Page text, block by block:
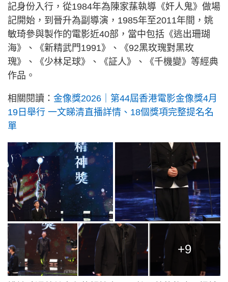
記身份入行，從1984年為陳家蓀執導《奸人鬼》做場
記開始，到晉升為副導演，1985年至2011年間，姚
敏琦參與製作的電影近40部，當中包括《逃出珊瑚
海》、《新精武門1991》、《92黑玫瑰對黑玫
瑰》、《少林足球》、《証人》、《千機變》等經典
作品。
相關閱讀： 金像獎2026｜第44屆香港電影金像獎4月
19日舉行 一文睇清直播詳情、18個獎項完整提名名
單
+9